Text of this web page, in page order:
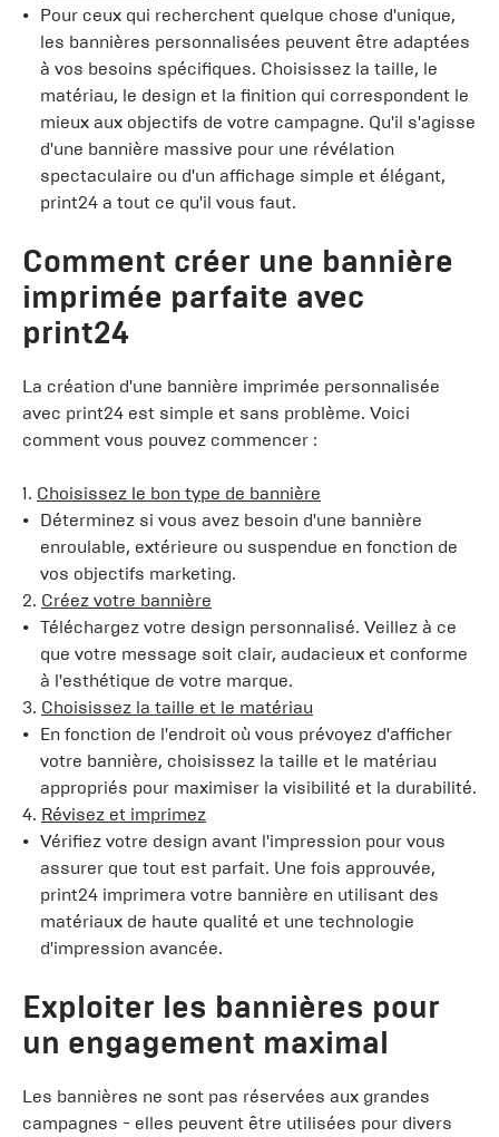
Pour ceux qui recherchent quelque chose d'unique,
les bannières personnalisées peuvent être adaptées
à vos besoins spécifiques. Choisissez la taille, le
matériau, le design et la finition qui correspondent le
mieux aux objectifs de votre campagne. Qu'il s'agisse
d'une bannière massive pour une révélation
spectaculaire ou d'un affichage simple et élégant,
print24 a tout ce qu'il vous faut.
Comment créer une bannière
imprimée parfaite avec
print24
La création d'une bannière imprimée personnalisée
avec print24 est simple et sans problème. Voici
comment vous pouvez commencer :
1. Choisissez le bon type de bannière
Déterminez si vous avez besoin d'une bannière
enroulable, extérieure ou suspendue en fonction de
vos objectifs marketing.
2. Créez votre bannière
Téléchargez votre design personnalisé. Veillez à ce
que votre message soit clair, audacieux et conforme
à l'esthétique de votre marque.
3. Choisissez la taille et le matériau
En fonction de l'endroit où vous prévoyez d'afficher
votre bannière, choisissez la taille et le matériau
appropriés pour maximiser la visibilité et la durabilité.
4. Révisez et imprimez
Vérifiez votre design avant l'impression pour vous
assurer que tout est parfait. Une fois approuvée,
print24 imprimera votre bannière en utilisant des
matériaux de haute qualité et une technologie
d'impression avancée.
Exploiter les bannières pour
un engagement maximal
Les bannières ne sont pas réservées aux grandes
campagnes - elles peuvent être utilisées pour divers